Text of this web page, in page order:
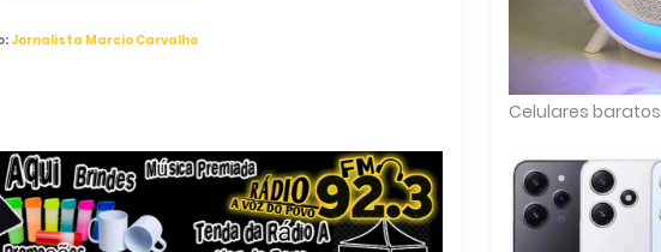
Jornalista Marcio Carvalho
Celulares baratos